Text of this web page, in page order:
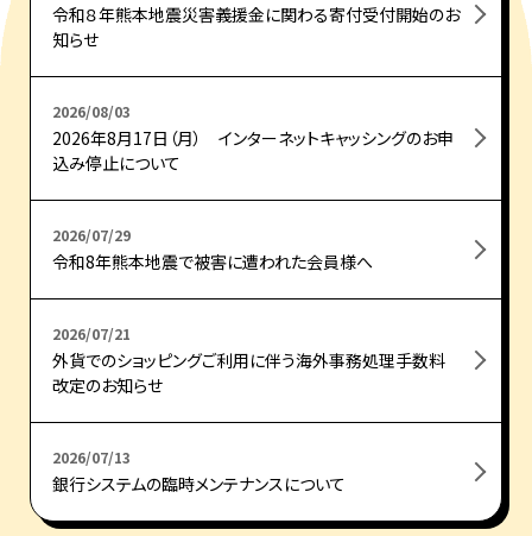
令和８年熊本地震災害義援金に関わる寄付受付開始のお
知らせ
2026/08/03
2026年8月17日（月） インターネットキャッシングのお申
込み停止について
2026/07/29
令和8年熊本地震で被害に遭われた会員様へ
2026/07/21
外貨でのショッピングご利用に伴う海外事務処理手数料
改定のお知らせ
2026/07/13
銀行システムの臨時メンテナンスについて